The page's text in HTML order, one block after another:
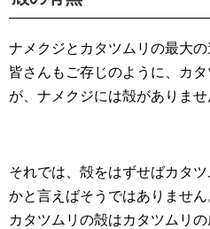
ナメクジとカタツムリの最大
皆さんもご存じのように、カ
が、ナメクジには殻がありませ
それでは、殻をはずせばカタ
かと言えばそうではありません
カタツムリの殻はカタツムリ